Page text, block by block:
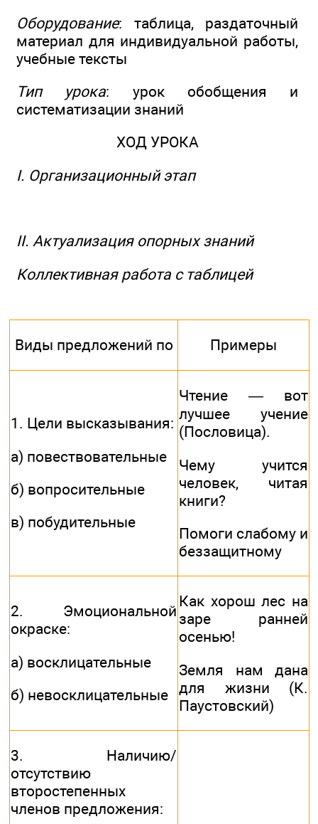
Оборудование: таблица, раздаточный
материал для индивидуальной работы,
учебные тексты
Тип урока: урок обобщения и
систематизации знаний
ХОД УРОКА
I. Организационный этап
II. Актуализация опорных знаний
Коллективная работа с таблицей
Виды предложений по Примеры
1. Цели высказывания:
а) повествовательные
б) вопросительные
в) побудительные
Чтение — вот
лучшее учение
(Пословица).
Чему учится
человек, читая
книги?
Помоги слабому и
беззащитному
2. Эмоциональной
окраске:
а) восклицательные
б) невосклицательные
Как хорош лес на
заре ранней
осенью!
Земля нам дана
для жизни (К.
Паустовский)
3. Наличию/
отсутствию
второстепенных
членов предложения: